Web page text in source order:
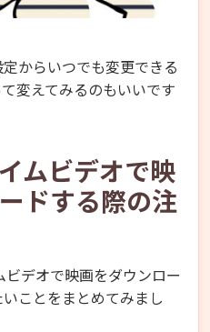
からいつでも変更できる
変えてみるのもいいです
ムビデオで映
ドする際の注
デオで映画をダウンロー
ことをまとめてみまし